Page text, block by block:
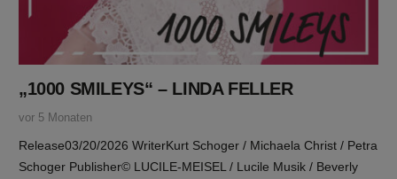
„1000 SMILEYS“ – LINDA FELLER
vor 5 Monaten
Release03/20/2026 WriterKurt Schoger / Michaela Christ / Petra
Schoger Publisher© LUCILE-MEISEL / Lucile Musik / Beverly